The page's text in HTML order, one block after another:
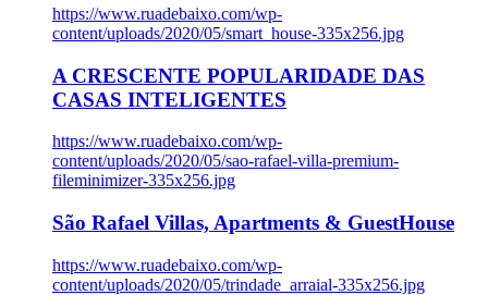
https://www.ruadebaixo.com/wp-
content/uploads/2020/05/smart_house-335x256.jpg
A CRESCENTE POPULARIDADE DAS
CASAS INTELIGENTES
https://www.ruadebaixo.com/wp-
content/uploads/2020/05/sao-rafael-villa-premium-
fileminimizer-335x256.jpg
São Rafael Villas, Apartments & GuestHouse
https://www.ruadebaixo.com/wp-
content/uploads/2020/05/trindade_arraial-335x256.jpg